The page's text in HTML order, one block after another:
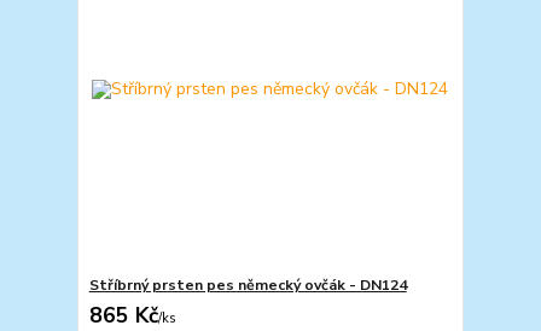
Stříbrný prsten pes německý ovčák - DN124
865 Kč/ks